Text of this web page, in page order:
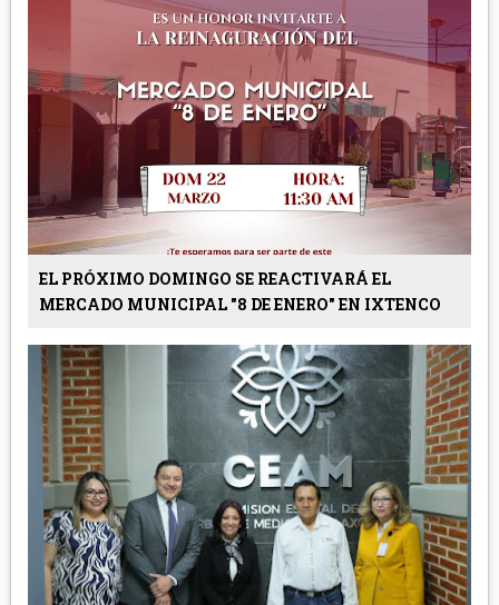
EL PRÓXIMO DOMINGO SE REACTIVARÁ EL
MERCADO MUNICIPAL "8 DE ENERO" EN IXTENCO